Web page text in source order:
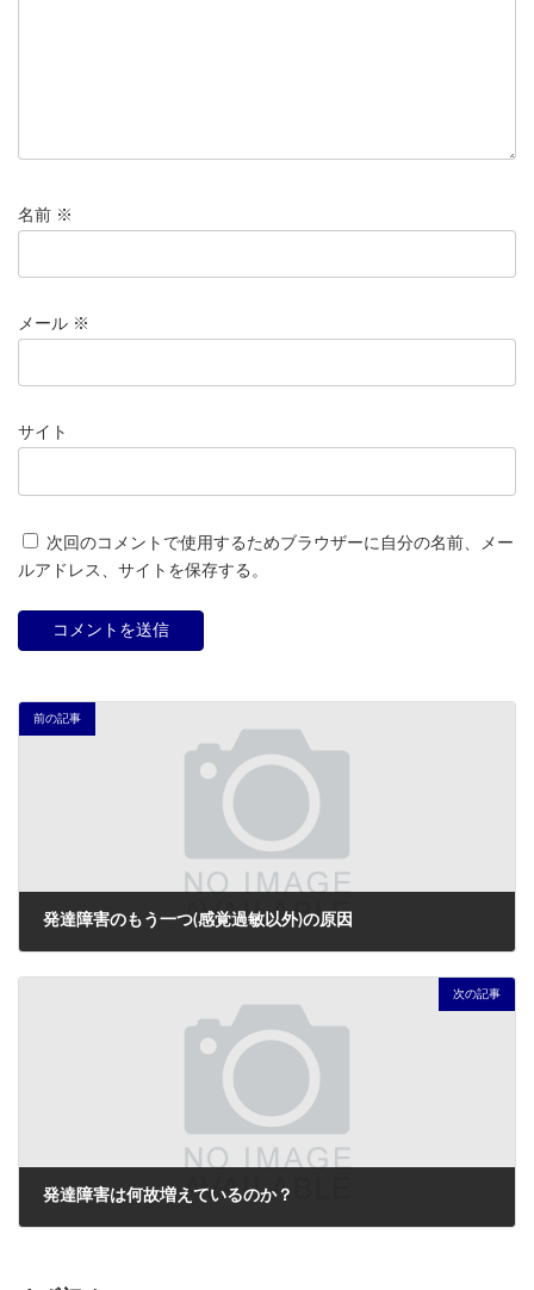
名前 ※
メール ※
サイト
次回のコメントで使用するためブラウザーに自分の名前、メー
ルアドレス、サイトを保存する。
前の記事
発達障害のもう一つ(感覚過敏以外)の原因
次の記事
発達障害は何故増えているのか？